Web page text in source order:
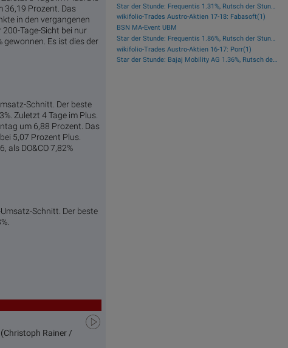
36,19 Prozent. Das
in den vergangenen
Tage-Sicht bei nur
Es ist dies der
Schnitt. Der beste
Zuletzt 4 Tage im Plus.
um 6,88 Prozent. Das
5,07 Prozent Plus.
als DO&CO 7,82%
Schnitt. Der beste
Rainer /
Star der Stunde: Frequentis 1.31%, Rutsch der Stunde: RHI Magnesita -1.38%
wikifolio-Trades Austro-Aktien 17-18: Fabasoft(1)
BSN MA-Event UBM
Star der Stunde: Frequentis 1.86%, Rutsch der Stunde: Kapsch TrafficCom -2.16%
wikifolio-Trades Austro-Aktien 16-17: Porr(1)
Star der Stunde: Bajaj Mobility AG 1.36%, Rutsch der Stunde: Polytec Group -1.81%